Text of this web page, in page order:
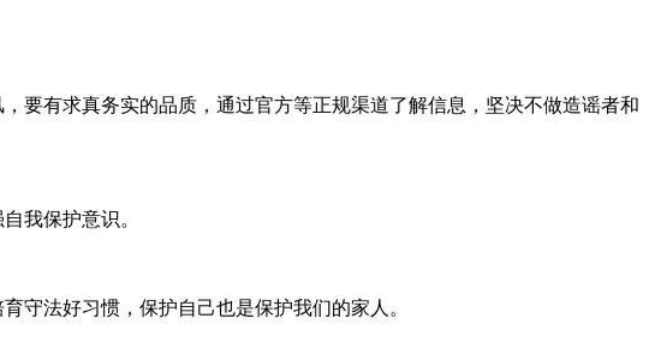
要有求真务实的品质，通过官方等正规渠道了解信息，坚决不做造谣者和
我保护意识。
守法好习惯，保护自己也是保护我们的家人。